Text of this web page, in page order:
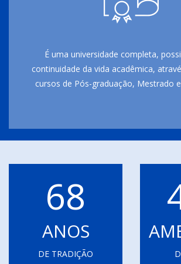
É uma universidade completa,
continuidade da vida acadêmica,
cursos de Pós-graduação, Mestrado
68
ANOS
DE TRADIÇÃO